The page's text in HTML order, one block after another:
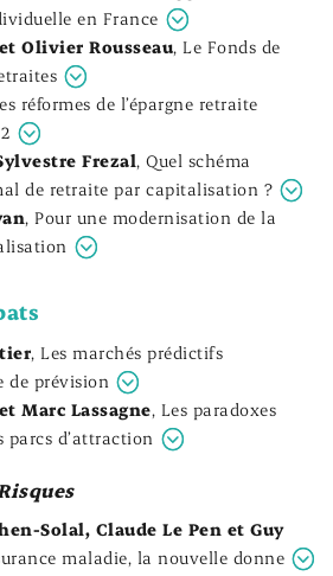
en France
Olivier Rousseau,Le Fonds de
réformes de l’épargne retraite
Frezal,Quel schéma
de retraite par capitalisation ?
,Pour une modernisation de la
,Les marchés prédictifs
de prévision
Marc Lassagne, Les paradoxes
parcs d’attraction
Solal, Claude Le Pen et Guy
maladie, la nouvelle donne